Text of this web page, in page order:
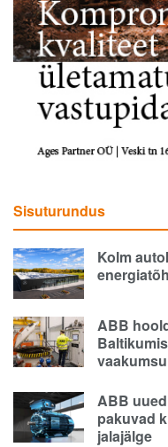
Sisuturundus
Kolm
ABB
ABB
pakuvad
jalajälge